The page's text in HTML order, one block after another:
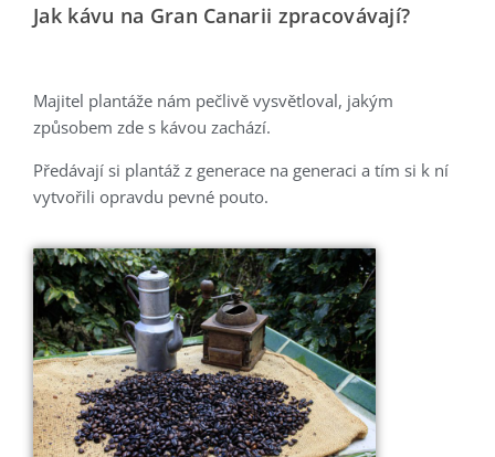
Jak kávu na Gran Canarii zpracovávají?
Majitel plantáže nám pečlivě vysvětloval, jakým
způsobem zde s kávou zachází.
Předávají si plantáž z generace na generaci a tím si k ní
vytvořili opravdu pevné pouto.